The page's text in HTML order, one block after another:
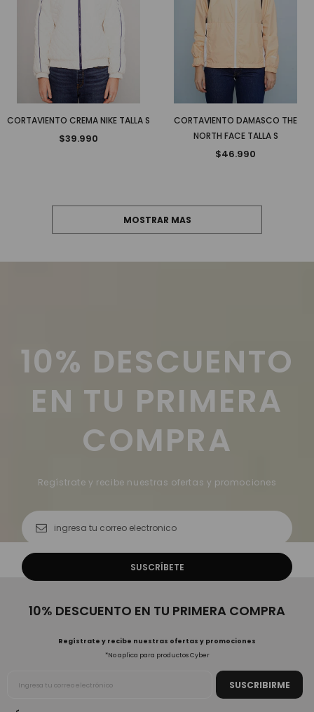
CORTAVIENTO CREMA NIKE TALLA S
$39.990
CORTAVIENTO DAMASCO THE
NORTH FACE TALLA S
$46.990
MOSTRAR MAS
10% DESCUENTO
EN TU PRIMERA
COMPRA
Regístrate y recibe nuestras ofertas y promociones
10% DESCUENTO EN TU PRIMERA COMPRA
Regístrate y recibe nuestras ofertas y promociones
*No aplica para productos Cyber